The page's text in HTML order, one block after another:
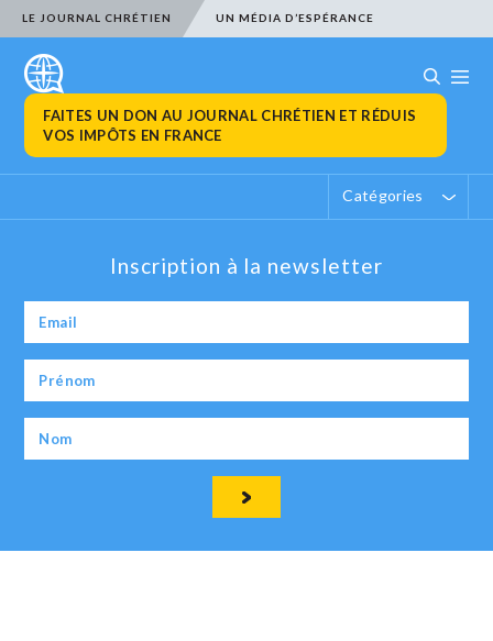
LE JOURNAL CHRÉTIEN UN MÉDIA D’ESPÉRANCE
FAITES UN DON AU JOURNAL CHRÉTIEN ET RÉDUIS
VOS IMPÔTS EN FRANCE
Catégories
Inscription à la newsletter